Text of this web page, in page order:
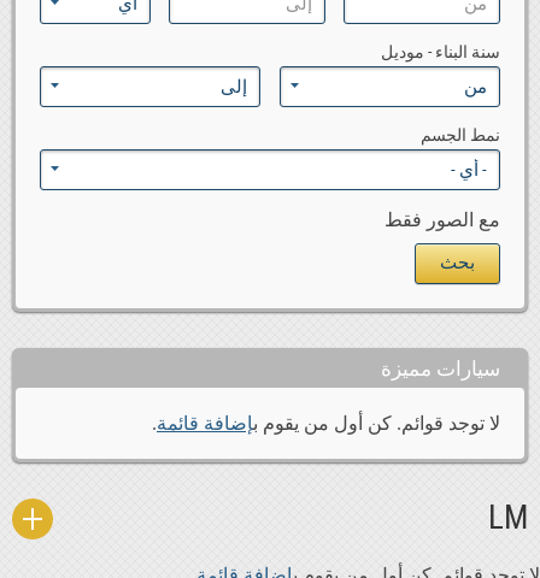
سنة البناء - موديل
نمط الجسم
مع الصور فقط
سيارات مميزة
لا توجد قوائم. كن أول من يقوم بإضافة قائمة.
LM